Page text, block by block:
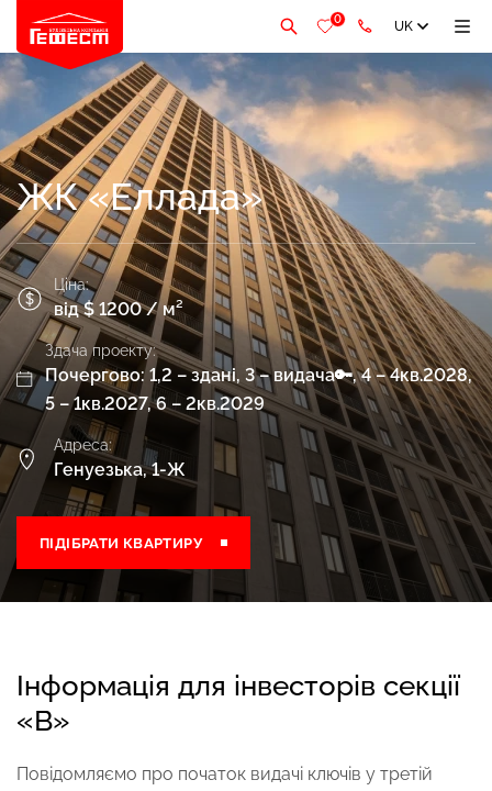
0 UK
ЖК «Еллада»
Ціна:
від $ 1200 / м²
Здача проекту:
Почергово: 1,2 – здані, 3 – видача🔑, 4 – 4кв.2028,
5 – 1кв.2027, 6 – 2кв.2029
Адреса:
Генуезька, 1-Ж
ПІДІБРАТИ КВАРТИРУ
Інформація для інвесторів секції
«В»
Повідомляємо про початок видачі ключів у третій